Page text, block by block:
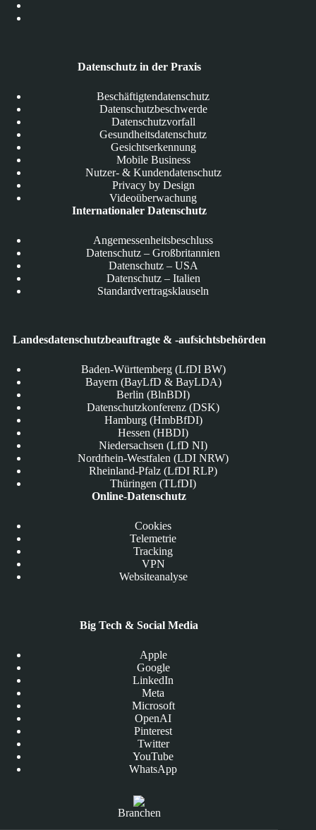
Datenschutz in der Praxis
Beschäftigtendatenschutz
Datenschutzbeschwerde
Datenschutzvorfall
Gesundheitsdatenschutz
Gesichtserkennung
Mobile Business
Nutzer- & Kundendatenschutz
Privacy by Design
Videoüberwachung
Internationaler Datenschutz
Angemessenheitsbeschluss
Datenschutz – Großbritannien
Datenschutz – USA
Datenschutz – Italien
Standardvertragsklauseln
Landesdatenschutzbeauftragte & -aufsichtsbehörden
Baden-Württemberg (LfDI BW)
Bayern (BayLfD & BayLDA)
Berlin (BlnBDI)
Datenschutzkonferenz (DSK)
Hamburg (HmbBfDI)
Hessen (HBDI)
Niedersachsen (LfD NI)
Nordrhein-Westfalen (LDI NRW)
Rheinland-Pfalz (LfDI RLP)
Thüringen (TLfDI)
Online-Datenschutz
Cookies
Telemetrie
Tracking
VPN
Websiteanalyse
Big Tech & Social Media
Apple
Google
LinkedIn
Meta
Microsoft
OpenAI
Pinterest
Twitter
YouTube
WhatsApp
Branchen